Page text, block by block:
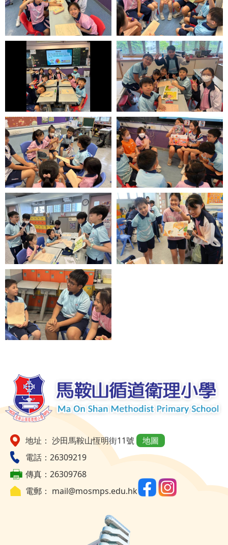
地址： 沙田馬鞍山恆明街11號
地圖
電話：26309219
傳真：26309768
電郵： mail@mosmps.edu.hk